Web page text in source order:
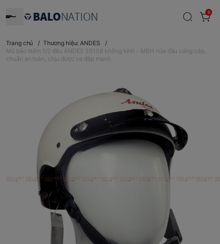
0
Trang chủ / Thương hiệu: ANDES
/
Mũ bảo hiểm 1/2 đầu ANDES 3S108 không kính - MBH nửa đầu cứng cáp,
chuẩn an toàn, chịu được va đập mạnh